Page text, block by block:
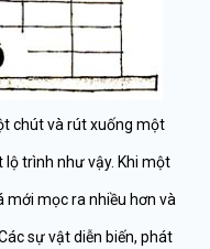
chút và rút xuống một
trình như vậy. Khi một
mới mọc ra nhiều hơn và
sự vật diễn biến, phát